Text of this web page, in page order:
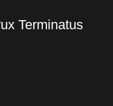
Terminatus